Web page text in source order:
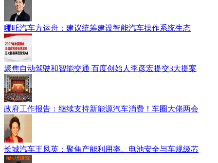
哪吒汽车方运舟：建议统筹建设智能汽车操作系统生态
聚焦自动驾驶和智能交通 百度创始人李彦宏提交3大提案
政府工作报告：继续支持新能源汽车消费！车圈大佬两会
长城汽车王凤英：聚焦产能利用率、电池安全与车规级芯